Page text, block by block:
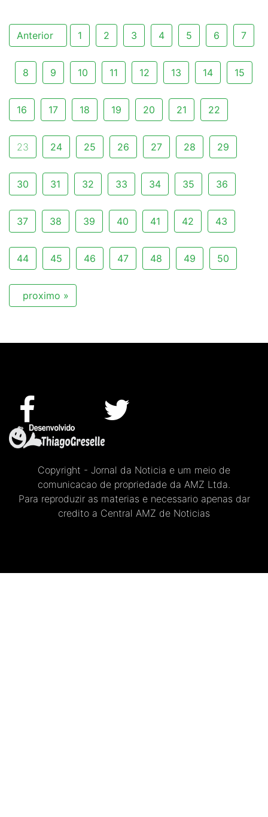
Anterior 1 2 3 4 5 6 7
8 9 10 11 12 13 14 15
16 17 18 19 20 21 22
23 24 25 26 27 28 29
30 31 32 33 34 35 36
37 38 39 40 41 42 43
44 45 46 47 48 49 50
proximo »
Copyright - Jornal da Noticia e um meio de
comunicacao de propriedade da AMZ Ltda.
Para reproduzir as materias e necessario apenas dar
credito a Central AMZ de Noticias